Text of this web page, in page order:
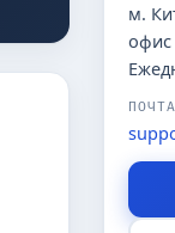
м.
офис
ПОЧТА